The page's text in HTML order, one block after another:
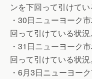
ンを下回って引けてい
・30日ニューヨーク
回って引けている状況。
・31日ニューヨーク
回って引けている状況。
・6月3日ニューヨー